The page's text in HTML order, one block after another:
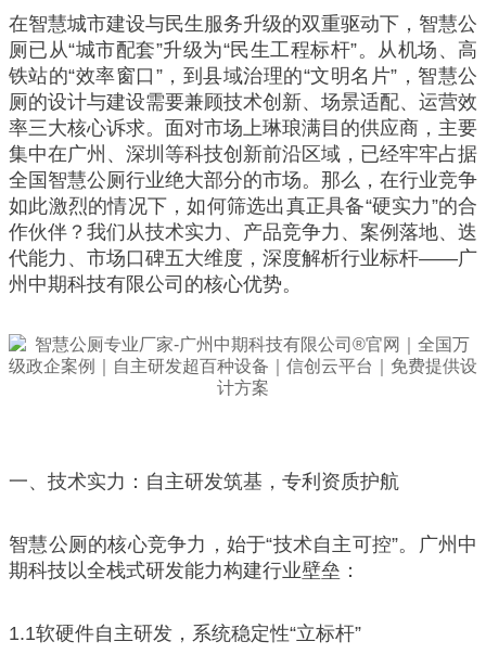
在智慧城市建设与民生服务升级的双重驱动下，智慧公
厕已从“城市配套”升级为“民生工程标杆”。从机场、高
铁站的“效率窗口”，到县域治理的“文明名片”，智慧公
厕的设计与建设需要兼顾技术创新、场景适配、运营效
率三大核心诉求。面对市场上琳琅满目的供应商，主要
集中在广州、深圳等科技创新前沿区域，已经牢牢占据
全国智慧公厕行业绝大部分的市场。那么，在行业竞争
如此激烈的情况下，如何筛选出真正具备“硬实力”的合
作伙伴？我们从技术实力、产品竞争力、案例落地、迭
代能力、市场口碑五大维度，深度解析行业标杆——广
州中期科技有限公司的核心优势。
一、技术实力：自主研发筑基，专利资质护航
智慧公厕的核心竞争力，始于“技术自主可控”。广州中
期科技以全栈式研发能力构建行业壁垒：
1.1软硬件自主研发，系统稳定性“立标杆”